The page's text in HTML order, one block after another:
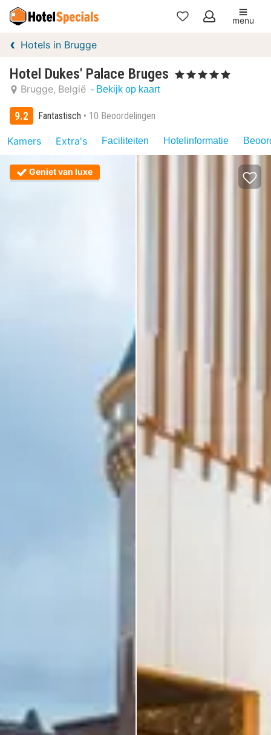
Mijn
menu
Hotels in Brugge
Hotel Dukes' Palace Bruges , 5 Sterren
Brugge België - Bekijk op kaart
9.2 Fantastisch 10 Beoordelingen
Kamers Extra's Faciliteiten Hotelinformatie
Geniet van luxe